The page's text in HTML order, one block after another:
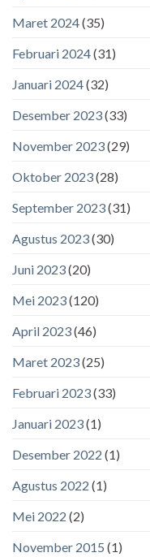
Maret 2024(35)
Februari 2024(31)
Januari 2024(32)
Desember 2023(33)
November 2023(29)
Oktober 2023(28)
September 2023(31)
Agustus 2023(30)
Juni 2023(20)
Mei 2023(120)
April 2023(46)
Maret 2023(25)
Februari 2023(33)
Januari 2023(1)
Desember 2022 (1)
Agustus 2022 (1)
Mei 2022 (2)
November 2015 (1)